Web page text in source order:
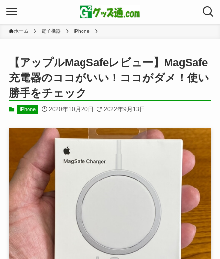
ホーム 電子機器 iPhone
【アップルMagSafeレビュー】MagSafe
充電器のココがいい！ココがダメ！使い
勝手をチェック
iPhone 2020年10月20日 2022年9月13日